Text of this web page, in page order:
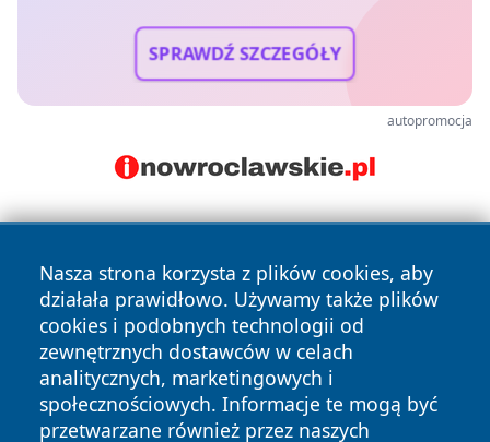
SPRAWDŹ SZCZEGÓŁY
autopromocja
Nasza strona korzysta z plików cookies, aby
działała prawidłowo. Używamy także plików
cookies i podobnych technologii od
zewnętrznych dostawców w celach
analitycznych, marketingowych i
społecznościowych. Informacje te mogą być
przetwarzane również przez naszych
Copyright © 2026 przemyslonline.pl Wszystkie prawa
zastrzeżone.